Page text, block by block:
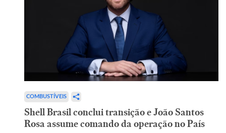
COMBUSTÍVEIS
Shell Brasil conclui transição e João Santos
Rosa assume comando da operação no País